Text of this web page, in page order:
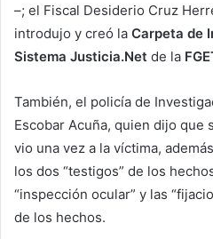
–; el Fiscal Desiderio Cruz
introdujo y creó la Carpeta de
Sistema Justicia.Net de la
También, el policía de
Escobar Acuña, quien dijo que
vio una vez a la víctima,
los dos “testigos” de los
“inspección ocular” y las
de los hechos.